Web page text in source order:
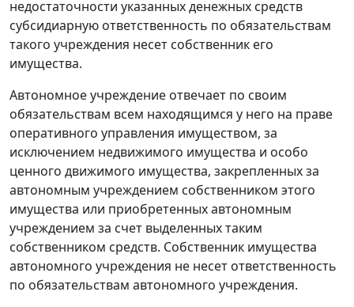
недостаточности указанных денежных средств
субсидиарную ответственность по обязательствам
такого учреждения несет собственник его
имущества.
Автономное учреждение отвечает по своим
обязательствам всем находящимся у него на праве
оперативного управления имуществом, за
исключением недвижимого имущества и особо
ценного движимого имущества, закрепленных за
автономным учреждением собственником этого
имущества или приобретенных автономным
учреждением за счет выделенных таким
собственником средств. Собственник имущества
автономного учреждения не несет ответственность
по обязательствам автономного учреждения.